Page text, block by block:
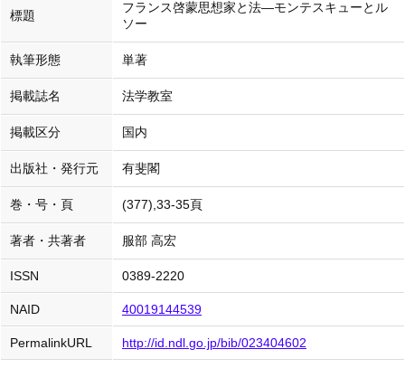
標題
フランス啓蒙思想家と法―モンテスキューとル
ソー
執筆形態 単著
掲載誌名 法学教室
掲載区分 国内
出版社・発行元 有斐閣
巻・号・頁 (377),33-35頁
著者・共著者 服部 高宏
ISSN 0389-2220
NAID 40019144539
PermalinkURL http://id.ndl.go.jp/bib/023404602